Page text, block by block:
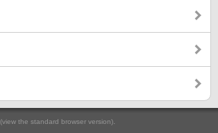
(view the standard browser version).